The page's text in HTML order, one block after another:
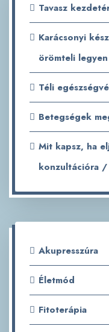
Tavasz
Karácsonyi
örömteli legyen
Téli
Betegségek
Mit kapsz, ha
konzultációra
Akupresszúra
Életmód
Fitoterápia